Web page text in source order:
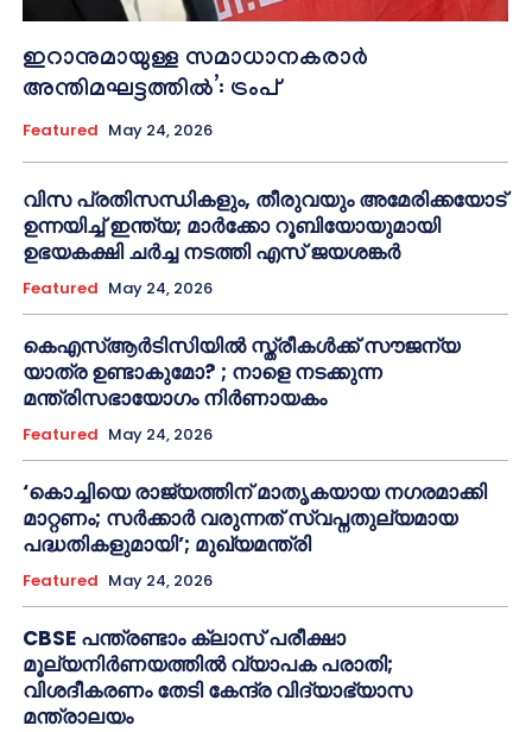
ഇറാനുമായുള്ള സമാധാനകരാർ
അന്തിമഘട്ടത്തിൽ‌’: ട്രംപ്
Featured May 24, 2026
വിസ പ്രതിസന്ധികളും, തീരുവയും അമേരിക്കയോട്
ഉന്നയിച്ച് ഇന്ത്യ; മാർക്കോ റൂബിയോയുമായി
ഉഭയകക്ഷി ചർച്ച നടത്തി എസ് ജയശങ്കർ
Featured May 24, 2026
കെഎസ്ആർടിസിയിൽ സ്ത്രീകൾക്ക് സൗജന്യ
യാത്ര ഉണ്ടാകുമോ? ; നാളെ നടക്കുന്ന
മന്ത്രിസഭായോഗം നിർണായകം
Featured May 24, 2026
‘കൊച്ചിയെ രാജ്യത്തിന് മാതൃകയായ നഗരമാക്കി
മാറ്റണം; സർക്കാർ വരുന്നത് സ്വപ്നതുല്യമായ
പദ്ധതികളുമായി’; മുഖ്യമന്ത്രി
Featured May 24, 2026
CBSE പന്ത്രണ്ടാം ക്ലാസ് പരീക്ഷാ
മൂല്യനിർണയത്തിൽ വ്യാപക പരാതി;
വിശദീകരണം തേടി കേന്ദ്ര വിദ്യാഭ്യാസ
മന്ത്രാലയം